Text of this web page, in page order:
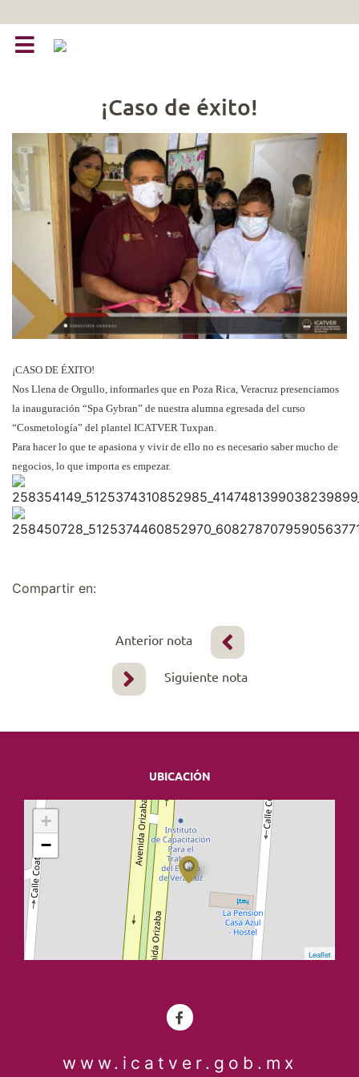
¡Caso de éxito!
¡CASO DE ÉXITO!
Nos Llena de Orgullo, informarles que en Poza Rica, Veracruz presenciamos
la inauguración “Spa Gybran” de nuestra alumna egresada del curso
“Cosmetología” del plantel ICATVER Tuxpan.
Para hacer lo que te apasiona y vivir de ello no es necesario saber mucho de
negocios, lo que importa es empezar.
Compartir en:
Anterior nota
Siguiente nota
UBICACIÓN
+
−
Leaflet
www.icatver.gob.mx